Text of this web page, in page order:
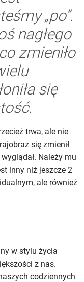
„po”.
nagłego
zmieniło
się
trwa, ale nie
się zmienił
Należy mu
inny niż jeszcze 2
ale również
w stylu życia
z nas.
codziennych